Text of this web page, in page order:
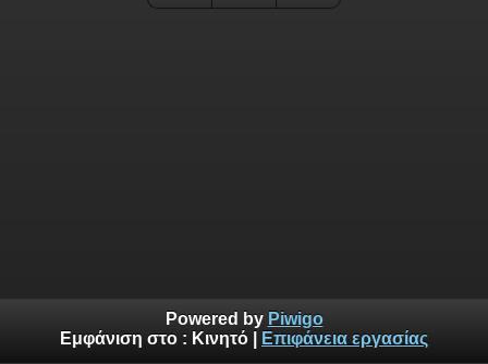
Powered by Piwigo
Εμφάνιση στο : Κινητό Επιφάνεια εργασίας